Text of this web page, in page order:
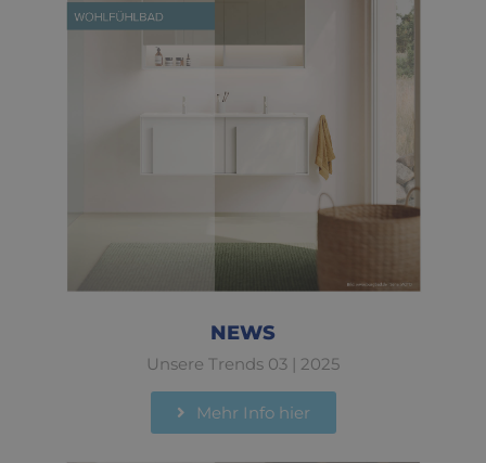
NEWS
Unsere Trends 03 | 2025
Mehr Info hier